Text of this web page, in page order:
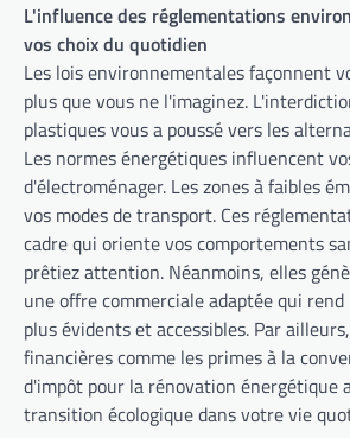
L'influence des réglementations
vos choix du quotidien
Les lois environnementales façonnent
plus que vous ne l'imaginez.
plastiques vous a poussé vers les
Les normes énergétiques influencent
d'électroménager. Les zones à faibles
vos modes de transport. Ces
cadre qui oriente vos comportements
prêtiez attention. Néanmoins, elles
une offre commerciale adaptée qui
plus évidents et accessibles. Par
financières comme les primes à la
d'impôt pour la rénovation énergétique
transition écologique dans votre vie